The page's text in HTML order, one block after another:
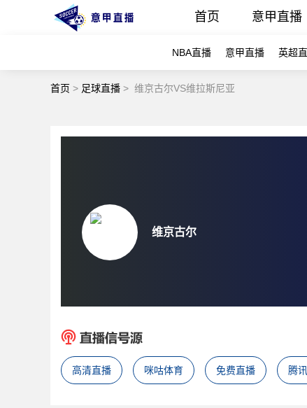
首页 意甲直播
NBA直播 意甲直播 英超
首页 > 足球直播 > 维京古尔VS维拉斯尼亚
维京古尔
高清直播 咪咕体育 免费直播 腾